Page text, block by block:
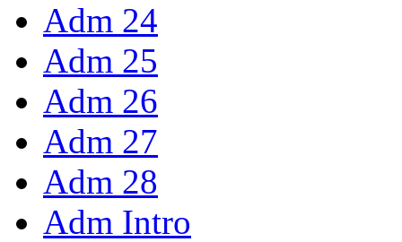
Adm 24
Adm 25
Adm 26
Adm 27
Adm 28
Adm Intro